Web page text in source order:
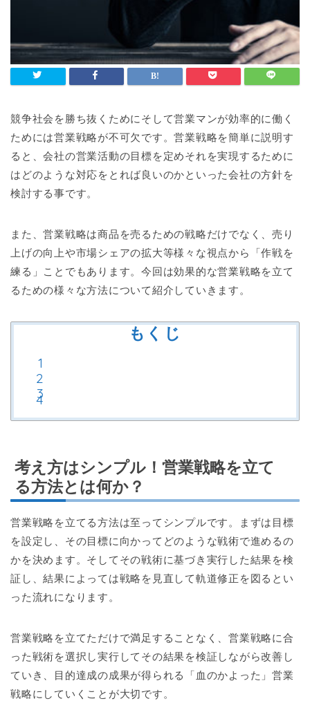
競争社会を勝ち抜くためにそして営業マンが効率的に働く
ためには営業戦略が不可欠です。営業戦略を簡単に説明す
ると、会社の営業活動の目標を定めそれを実現するために
はどのような対応をとれば良いのかといった会社の方針を
検討する事です。
また、営業戦略は商品を売るための戦略だけでなく、売り
上げの向上や市場シェアの拡大等様々な視点から「作戦を
練る」ことでもあります。今回は効果的な営業戦略を立て
るための様々な方法について紹介していきます。
もくじ
考え方はシンプル！営業戦略を立て
る方法とは何か？
営業戦略を立てる方法は至ってシンプルです。まずは目標
を設定し、その目標に向かってどのような戦術で進めるの
かを決めます。そしてその戦術に基づき実行した結果を検
証し、結果によっては戦略を見直して軌道修正を図るとい
った流れになります。
営業戦略を立てただけで満足することなく、営業戦略に合
った戦術を選択し実行してその結果を検証しながら改善し
ていき、目的達成の成果が得られる「血のかよった」営業
戦略にしていくことが大切です。